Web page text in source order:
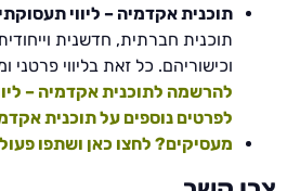
תוכנית אקדמיה – ליווי
תוכנית חברתית, חדשנית
וכישוריהם. כל זאת בליווי פרטני
להרשמה לתוכנית אקדמיה –
לפרטים נוספים על תוכנית
מעסיקים? לחצו כאן ושתפו